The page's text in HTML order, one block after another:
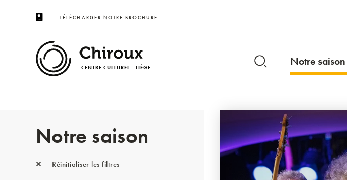
TÉLÉCHARGER NOTRE BROCHURE
CENTRE CULTUREL - LIÈGE Notre saison
Notre saison
Réinitialiser les filtres